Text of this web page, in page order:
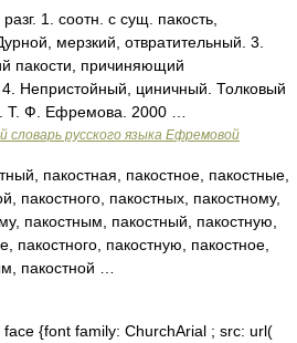
1. соотн. с сущ. пакость,
мерзкий, отвратительный. 3.
пакости, причиняющий
4. Непристойный, циничный. Толковый
Т. Ф. Ефремова. 2000 …
русского языка Ефремовой
пакостная, пакостное, пакостные,
пакостного, пакостных, пакостному,
пакостным, пакостный, пакостную,
пакостного, пакостную, пакостное,
пакостной …
{font family: ChurchArial ; src: url(